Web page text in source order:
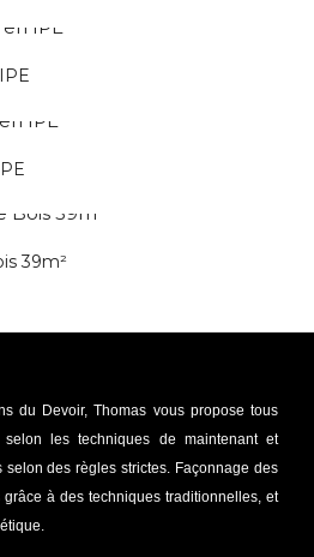
39m²
du Devoir, Thomas vous propose tous
les techniques de maintenant et
selon des règles strictes. Façonnage des
à des techniques traditionnelles, et